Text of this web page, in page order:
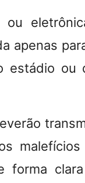
ou
apenas
estádio ou
forma